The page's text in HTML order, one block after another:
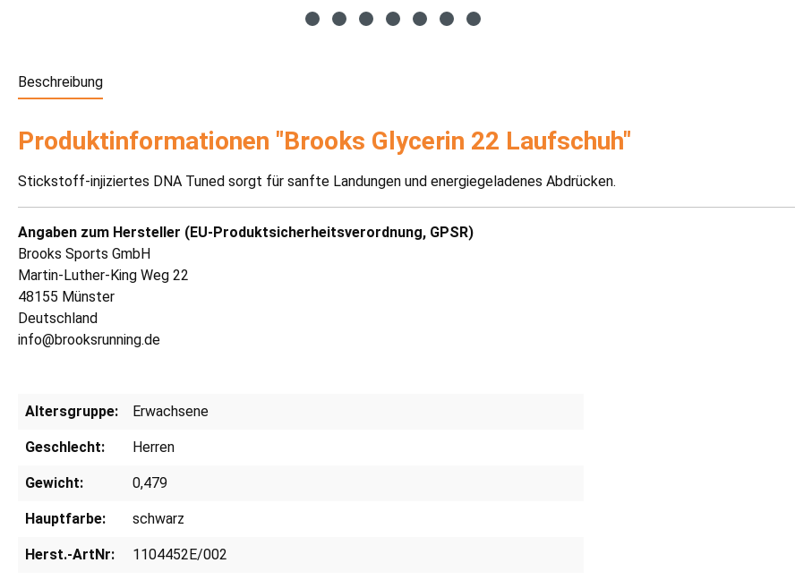
Beschreibung
Produktinformationen "Brooks Glycerin 22 Laufschuh"
Stickstoff-injiziertes DNA Tuned sorgt für sanfte Landungen und energiegeladenes Abdrücken.
Angaben zum Hersteller (EU-Produktsicherheitsverordnung, GPSR)
Brooks Sports GmbH
Martin-Luther-King Weg 22
48155 Münster
Deutschland
info@brooksrunning.de
Altersgruppe: Erwachsene
Geschlecht: Herren
Gewicht: 0,479
Hauptfarbe: schwarz
Herst.-ArtNr: 1104452E/002